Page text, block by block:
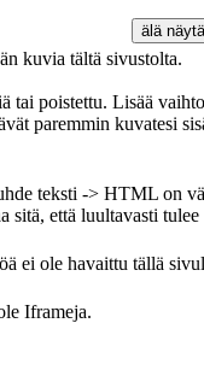
älä näytä
kuvia tältä sivustolta.
tai poistettu. Lisää
paremmin kuvatesi
teksti -> HTML on
sitä, että luultavasti
ei ole havaittu tällä
Iframeja.